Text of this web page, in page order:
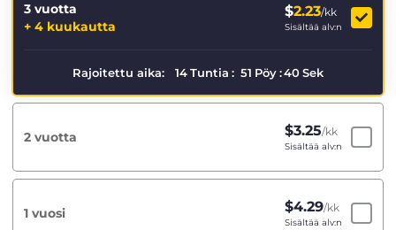
3 vuotta
+ 4 kuukautta
$2.23/kk
Sisältää alv:n
Rajoitettu aika: 14Tuntia : 51 Pöy:40Sek
2 vuotta $3.25/kk
Sisältää alv:n
1 vuosi $4.29/kk
Sisältää alv:n